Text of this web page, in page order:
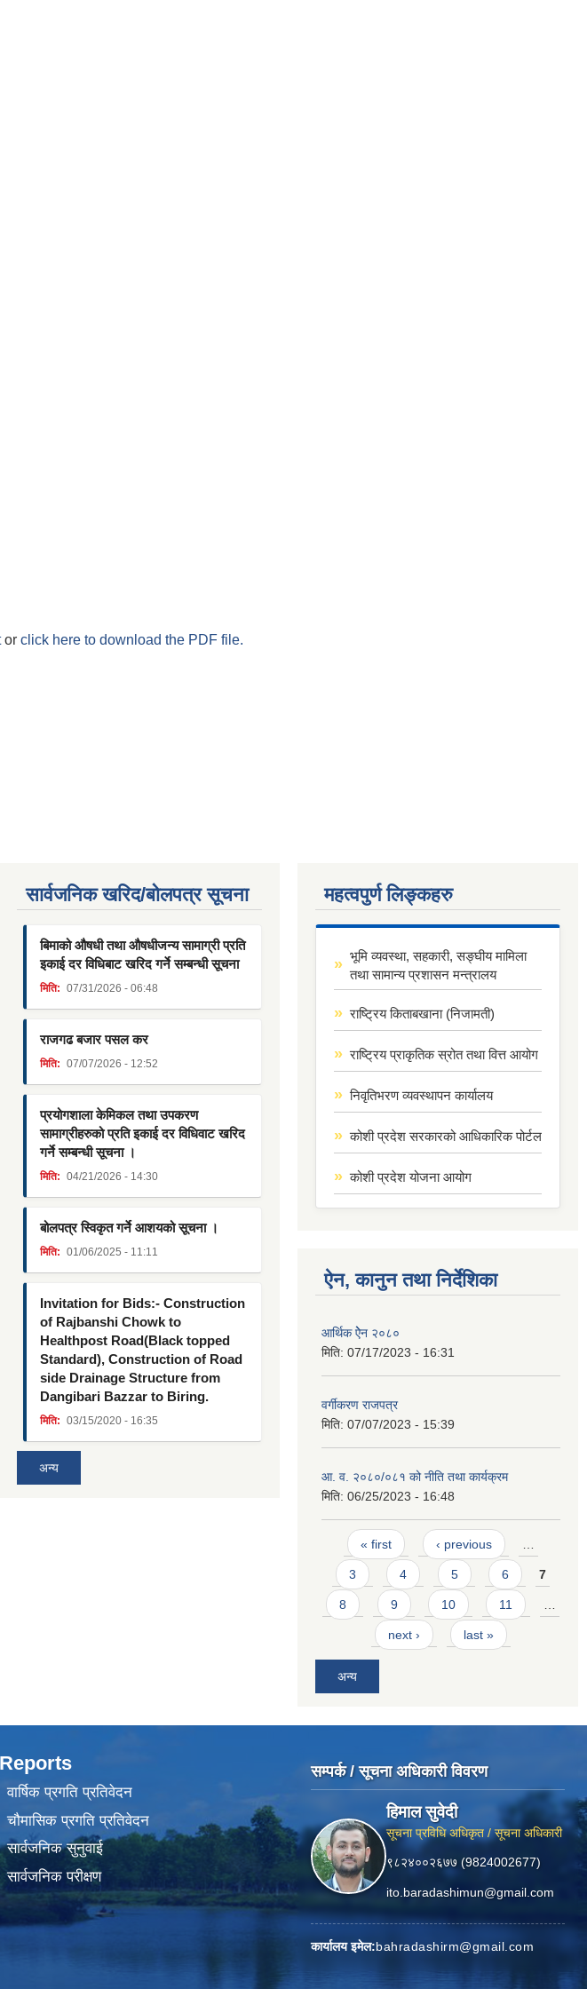
or click here to download the PDF file.
सार्वजनिक खरिद/बोलपत्र सूचना
बिमाको औषधी तथा औषधीजन्य सामाग्री प्रति
इकाई दर विधिबाट खरिद गर्ने सम्बन्धी सूचना
मिति: 07/31/2026 - 06:48
राजगढ बजार पसल कर
मिति: 07/07/2026 - 12:52
प्रयोगशाला केमिकल तथा उपकरण
सामाग्रीहरुको प्रति इकाई दर विधिवाट खरिद
गर्ने सम्बन्धी सूचना ।
मिति: 04/21/2026 - 14:30
बोलपत्र स्विकृत गर्ने आशयको सूचना ।
मिति: 01/06/2025 - 11:11
Invitation for Bids:- Construction
of Rajbanshi Chowk to
Healthpost Road(Black topped
Standard), Construction of Road
side Drainage Structure from
Dangibari Bazzar to Biring.
मिति: 03/15/2020 - 16:35
अन्य
महत्वपुर्ण लिङ्कहरु
भूमि व्यवस्था, सहकारी, सङ्घीय मामिला
तथा सामान्य प्रशासन मन्त्रालय
राष्ट्रिय किताबखाना (निजामती)
राष्ट्रिय प्राकृतिक स्रोत तथा वित्त आयोग
निवृतिभरण व्यवस्थापन कार्यालय
कोशी प्रदेश सरकारको आधिकारिक पोर्टल
कोशी प्रदेश योजना आयोग
ऐन, कानुन तथा निर्देशिका
आर्थिक ऐेन २०८०
मिति: 07/17/2023 - 16:31
वर्गीकरण राजपत्र
मिति: 07/07/2023 - 15:39
आ. व. २०८०/०८१ को नीति तथा कार्यक्रम
मिति: 06/25/2023 - 16:48
Pages
« first ‹ previous …
3 4 5 6 7
8 9 10 11 …
next › last »
अन्य
Reports
वार्षिक प्रगति प्रतिवेदन
चौमासिक प्रगति प्रतिवेदन
सार्वजनिक सुनुवाई
सार्वजनिक परीक्षण
सम्पर्क / सूचना अधिकारी विवरण
हिमाल सुवेदी
सूचना प्रविधि अधिकृत / सूचना अधिकारी
९८२४००२६७७ (9824002677)
ito.baradashimun@gmail.com
कार्यालय इमेल:bahradashirm@gmail.com